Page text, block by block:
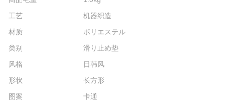
工艺
机器织造
材质
ポリエステル
类别
滑り止め垫
风格
日韩风
形状
长方形
图案
卡通